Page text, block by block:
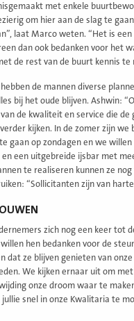
met enkele
om hier aan de slag te
laat Marco weten. “Het is een
dan ook bedanken voor het
de rest van de buurt kennis te
de mannen diverse
bij het oude blijven. Ashwin:
de kwaliteit en service die de
kijken. In de zomer zijn we
gaan op zondagen en we
een uitgebreide ijsbar met
te realiseren kunnen ze
“Sollicitanten zijn van
zich nog een keer tot
hen bedanken voor de
dat ze blijven genieten van
We kijken ernaar uit om met
onze droom waar te
jullie snel in onze Kwalitaria te